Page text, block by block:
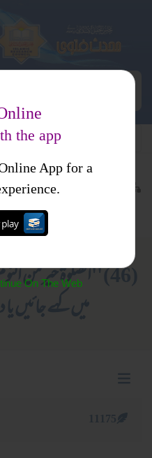
نماز
(46) ''الصلوۃ خیرمن
میں کہے جائیں
the app
App for a
On The Web